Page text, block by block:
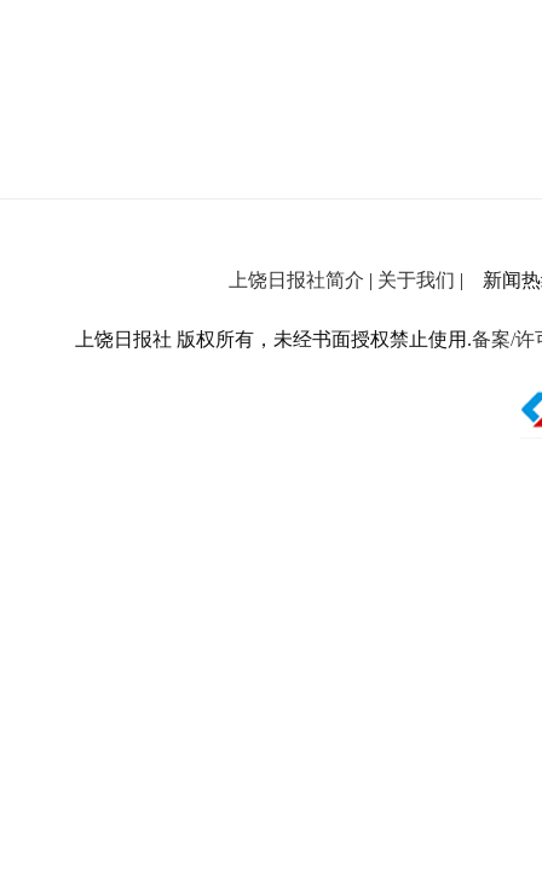
上饶日报社简介 | 关于我们 | 新闻热
上饶日报社 版权所有，未经书面授权禁止使用.备案/许